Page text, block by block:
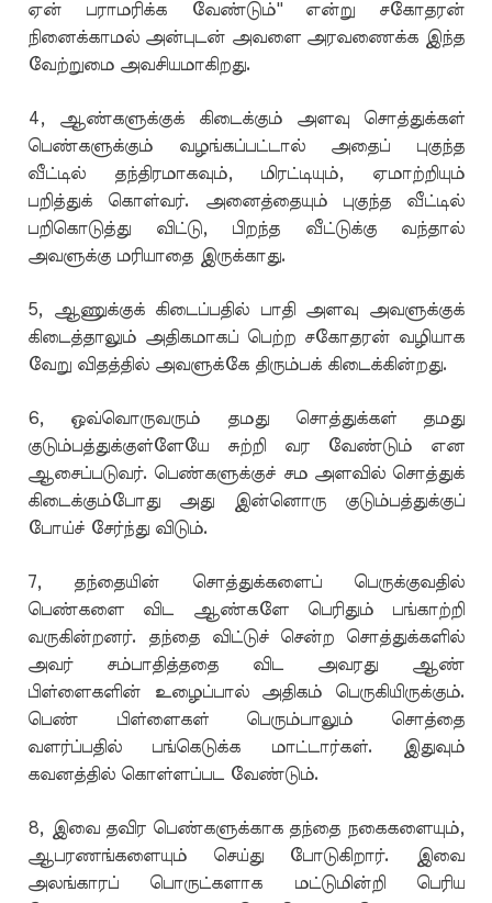
ஏன் பராமரிக்க வேண்டும்'' என்று சகோதரன்
நினைக்காமல் அன்புடன் அவளை அரவணைக்க இந்த
வேற்றுமை அவசியமாகிறது.
4, ஆண்களுக்குக் கிடைக்கும் அளவு சொத்துக்கள்
பெண்களுக்கும் வழங்கப்பட்டால் அதைப் புகுந்த
வீட்டில் தந்திரமாகவும், மிரட்டியும், ஏமாற்றியும்
பறித்துக் கொள்வர். அனைத்தையும் புகுந்த வீட்டில்
பறிகொடுத்து விட்டு, பிறந்த வீட்டுக்கு வந்தால்
அவளுக்கு மரியாதை இருக்காது.
5, ஆணுக்குக் கிடைப்பதில் பாதி அளவு அவளுக்குக்
கிடைத்தாலும் அதிகமாகப் பெற்ற சகோதரன் வழியாக
வேறு விதத்தில் அவளுக்கே திரும்பக் கிடைக்கின்றது.
6, ஒவ்வொருவரும் தமது சொத்துக்கள் தமது
குடும்பத்துக்குள்ளேயே சுற்றி வர வேண்டும் என
ஆசைப்படுவர். பெண்களுக்குச் சம அளவில் சொத்துக்
கிடைக்கும்போது அது இன்னொரு குடும்பத்துக்குப்
போய்ச் சேர்ந்து விடும்.
7, தந்தையின் சொத்துக்களைப் பெருக்குவதில்
பெண்களை விட ஆண்களே பெரிதும் பங்காற்றி
வருகின்றனர். தந்தை விட்டுச் சென்ற சொத்துக்களில்
அவர் சம்பாதித்ததை விட அவரது ஆண்
பிள்ளைகளின் உழைப்பால் அதிகம் பெருகியிருக்கும்.
பெண் பிள்ளைகள் பெரும்பாலும் சொத்தை
வளர்ப்பதில் பங்கெடுக்க மாட்டார்கள். இதுவும்
கவனத்தில் கொள்ளப்பட வேண்டும்.
8, இவை தவிர பெண்களுக்காக தந்தை நகைகளையும்,
ஆபரணங்களையும் செய்து போடுகிறார். இவை
அலங்காரப் பொருட்களாக மட்டுமின்றி பெரிய